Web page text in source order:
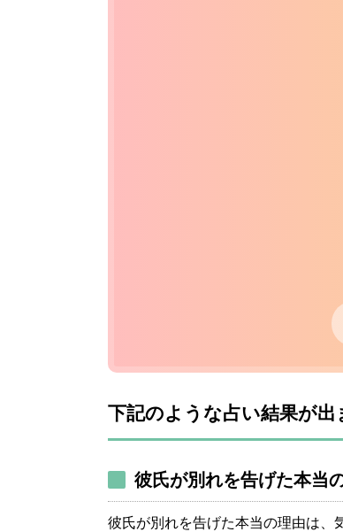
下記のような占い結果が出
彼氏が別れを告げた本当
彼氏が別れを告げた本当の理由は、